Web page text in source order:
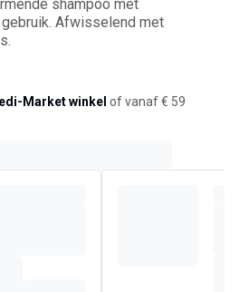
shampoo met
Afwisselend met
Market winkel of vanaf € 59